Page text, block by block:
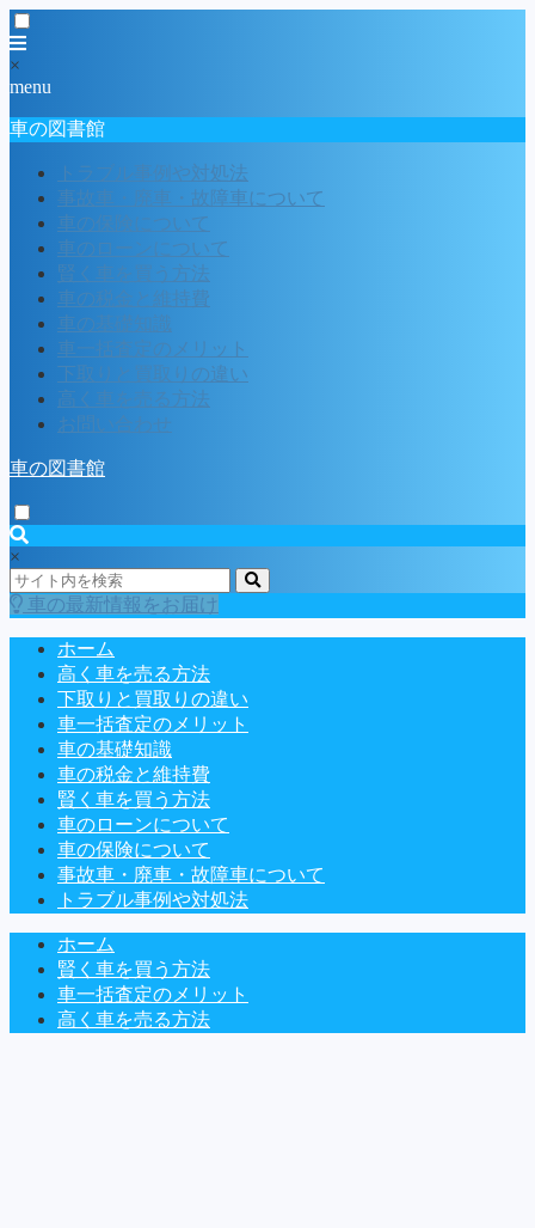
×
menu
車の図書館
トラブル事例や対処法
事故車・廃車・故障車について
車の保険について
車のローンについて
賢く車を買う方法
車の税金と維持費
車の基礎知識
車一括査定のメリット
下取りと買取りの違い
高く車を売る方法
お問い合わせ
車の図書館
×
車の最新情報をお届け
ホーム
高く車を売る方法
下取りと買取りの違い
車一括査定のメリット
車の基礎知識
車の税金と維持費
賢く車を買う方法
車のローンについて
車の保険について
事故車・廃車・故障車について
トラブル事例や対処法
ホーム
賢く車を買う方法
車一括査定のメリット
高く車を売る方法